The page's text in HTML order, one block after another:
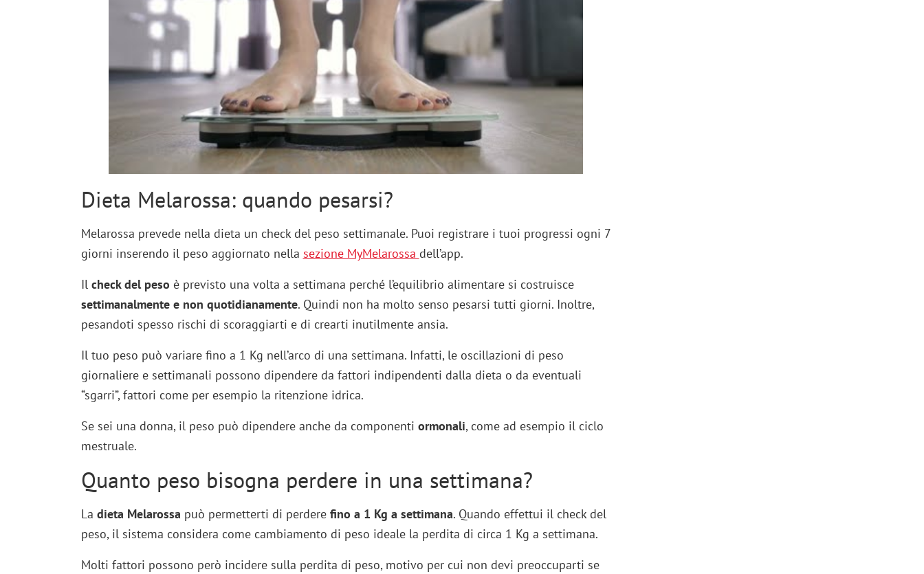
Dieta Melarossa: quando pesarsi?
Melarossa prevede nella dieta un check del peso settimanale. Puoi registrare i tuoi progressi ogni 7
giorni inserendo il peso aggiornato nella sezione MyMelarossa dell’app.
Il check del peso è previsto una volta a settimana perché l’equilibrio alimentare si costruisce
settimanalmente e non quotidianamente. Quindi non ha molto senso pesarsi tutti giorni. Inoltre,
pesandoti spesso rischi di scoraggiarti e di crearti inutilmente ansia.
Il tuo peso può variare fino a 1 Kg nell’arco di una settimana. Infatti, le oscillazioni di peso
giornaliere e settimanali possono dipendere da fattori indipendenti dalla dieta o da eventuali
“sgarri”, fattori come per esempio la ritenzione idrica.
Se sei una donna, il peso può dipendere anche da componenti ormonali, come ad esempio il ciclo
mestruale.
Quanto peso bisogna perdere in una settimana?
La dieta Melarossa può permetterti di perderefino a 1 Kg a settimana. Quando effettui il check del
peso, il sistema considera come cambiamento di peso ideale la perdita di circa 1 Kg a settimana.
Molti fattori possono però incidere sulla perdita di peso, motivo per cui non devi preoccuparti se